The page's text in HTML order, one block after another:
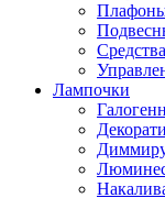
Лампочки